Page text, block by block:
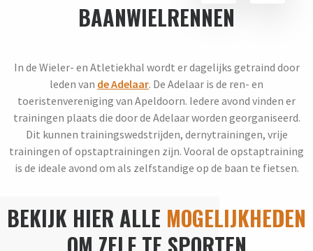
BAANWIELRENNEN
In de Wieler- en Atletiekhal wordt er dagelijks getraind door
leden van de Adelaar. De Adelaar is de ren- en
toeristenvereniging van Apeldoorn. Iedere avond vinden er
trainingen plaats die door de Adelaar worden georganiseerd.
Dit kunnen trainingswedstrijden, dernytrainingen, vrije
trainingen of opstaptrainingen zijn. Vooral de opstaptraining
is de ideale avond om als zelfstandige op de baan te fietsen.
BEKIJK HIER ALLE MOGELIJKHEDEN